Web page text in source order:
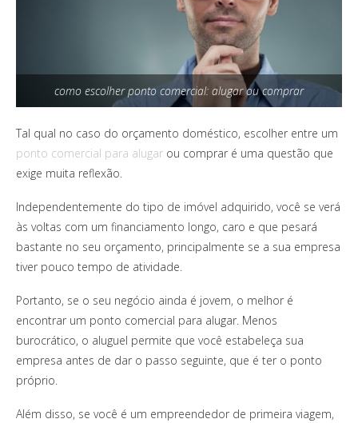
como escolher ponto comercial: alugar ou comprar
Tal qual no caso do orçamento doméstico, escolher entre um
ponto comercial para alugar ou comprar é uma questão que
exige muita reflexão.
Independentemente do tipo de imóvel adquirido, você se verá
às voltas com um financiamento longo, caro e que pesará
bastante no seu orçamento, principalmente se a sua empresa
tiver pouco tempo de atividade.
Portanto, se o seu negócio ainda é jovem, o melhor é
encontrar um ponto comercial para alugar. Menos
burocrático, o aluguel permite que você estabeleça sua
empresa antes de dar o passo seguinte, que é ter o ponto
próprio.
Além disso, se você é um empreendedor de primeira viagem,